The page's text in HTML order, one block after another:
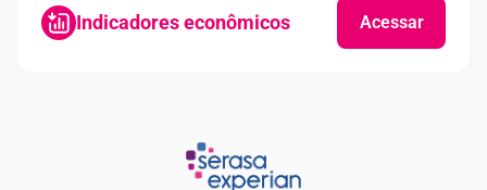
Indicadores econômicos Acessar